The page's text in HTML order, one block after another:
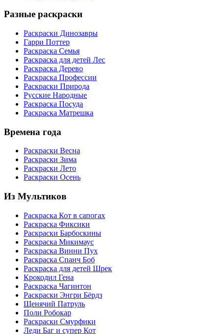
Разные раскраски
Раскраски Динозавры
Гарри Поттер
Раскраска Семья
Раскраска для детей Лес
Раскраска Дерево
Раскраска Профессии
Раскраски Природа
Русские Народные
Раскраска Посуда
Раскраска Матрешка
Времена года
Раскраски Весна
Раскраски Зима
Раскраски Лето
Раскраски Осень
Из Мультиков
Раскраска Кот в сапогах
Раскраска Фиксики
Раскраски Барбоскины
Раскраска Микимаус
Раскраска Винни Пух
Раскраска Спанч Боб
Раскраска для детей Шрек
Крокодил Гена
Раскраска Чагинтон
Раскраски Энгри Бёрдз
Щенячий Патруль
Поли Робокар
Раскраски Смурфики
Леди Баг и супер Кот